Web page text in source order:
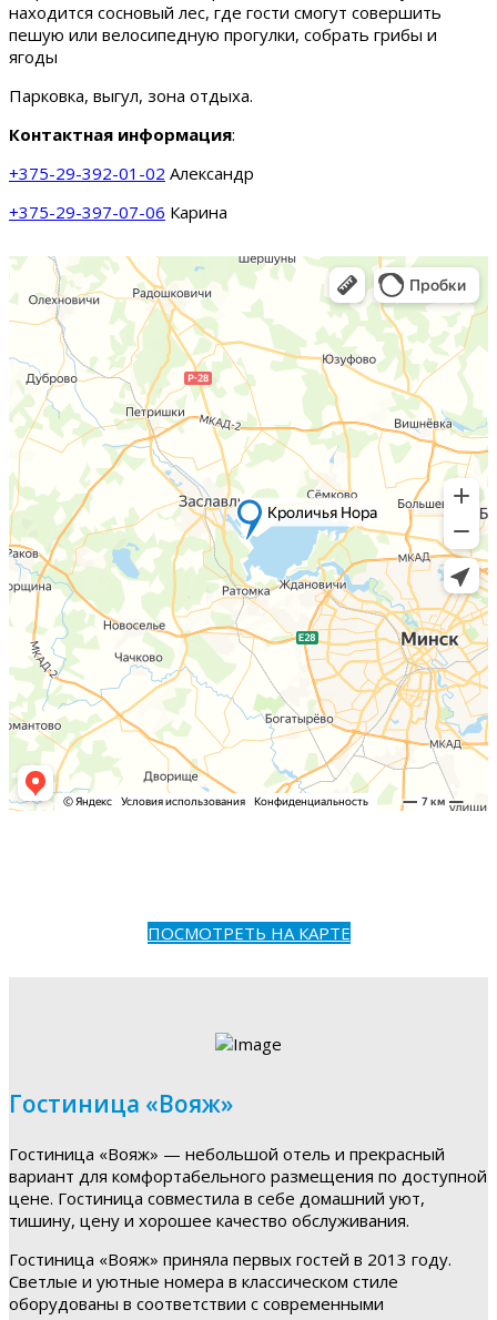
находится сосновый лес, где гости смогут совершить
пешую или велосипедную прогулки, собрать грибы и
ягоды
Парковка, выгул, зона отдыха.
Контактная информация:
+375-29-392-01-02 Александр
+375-29-397-07-06 Карина
ПОСМОТРЕТЬ НА КАРТЕ
Гостиница «Вояж»
Гостиница «Вояж» — небольшой отель и прекрасный
вариант для комфортабельного размещения по доступной
цене. Гостиница совместила в себе домашний уют,
тишину, цену и хорошее качество обслуживания.
Гостиница «Вояж» приняла первых гостей в 2013 году.
Светлые и уютные номера в классическом стиле
оборудованы в соответствии с современными